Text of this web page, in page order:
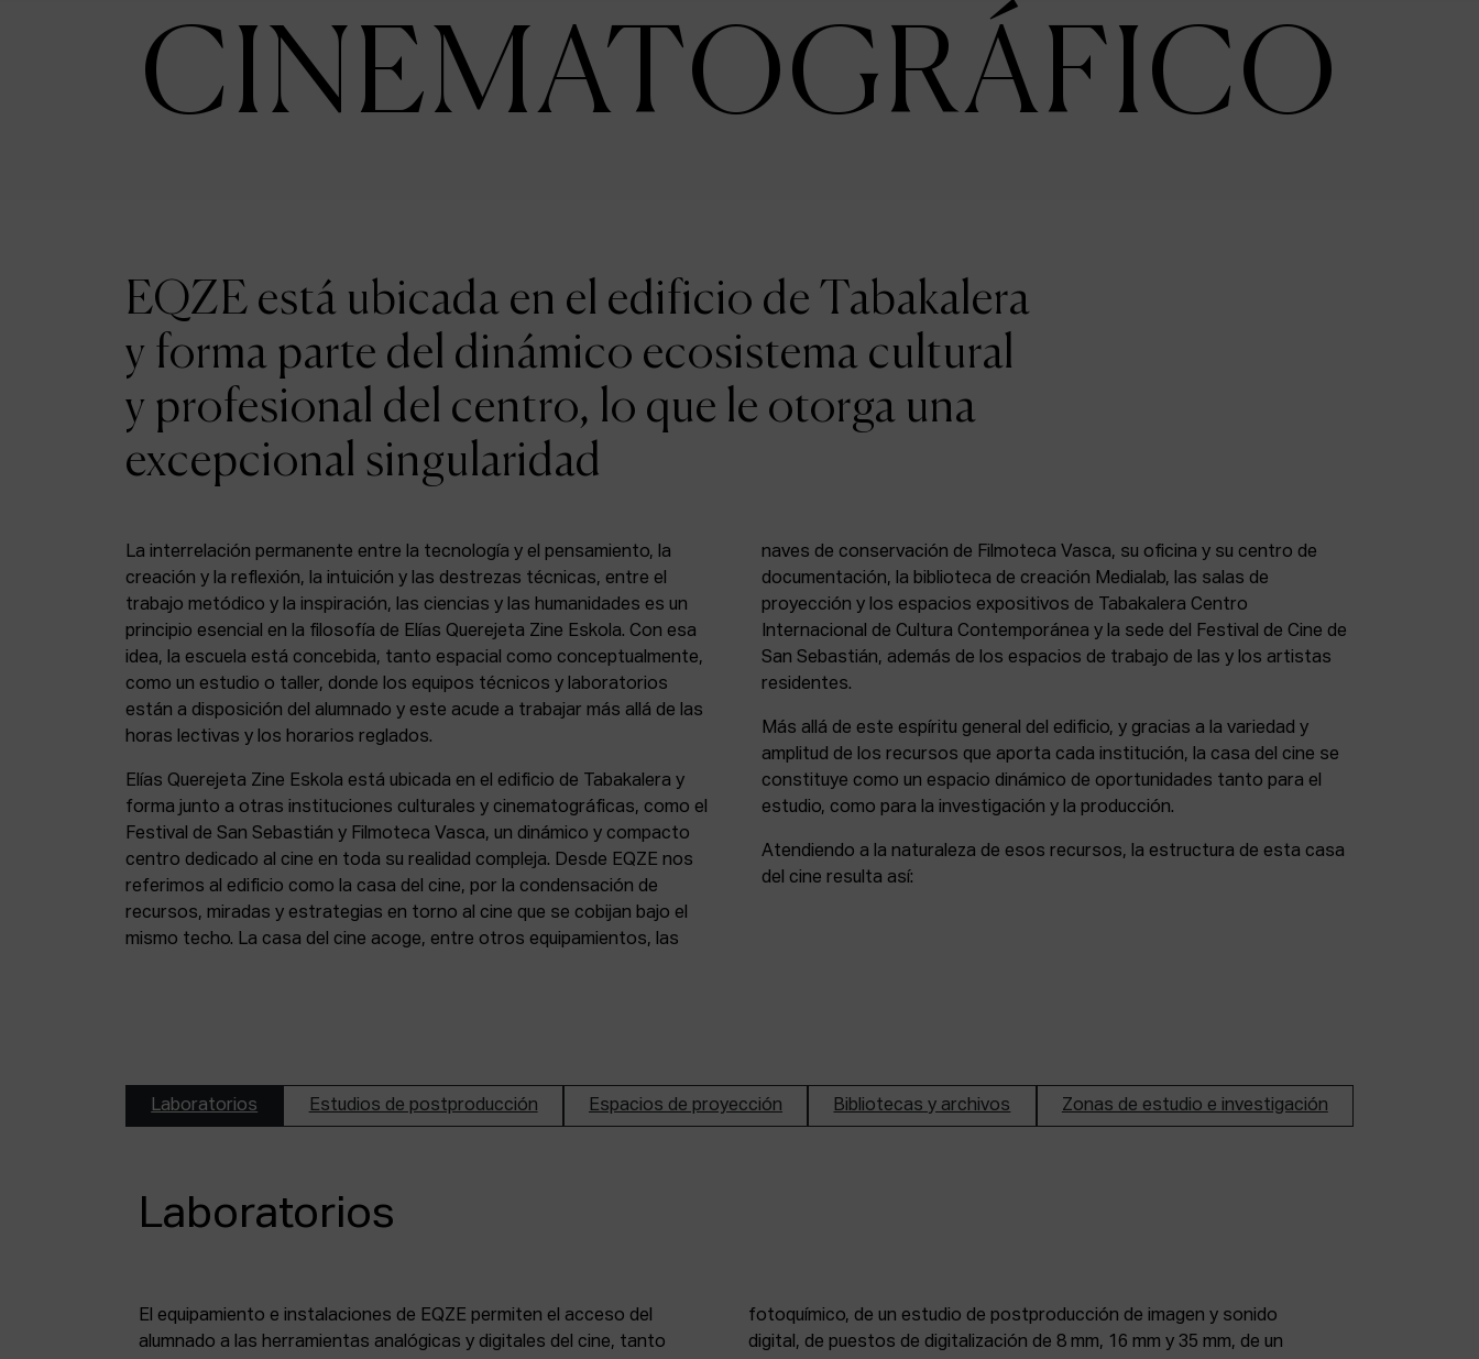
CINEMATOGRÁFICO
EQZE está ubicada en el edificio de Tabakalera
y forma parte del dinámico ecosistema cultural
y profesional del centro, lo que le otorga una
excepcional singularidad
La interrelación permanente entre la tecnología y el pensamiento, la
creación y la reflexión, la intuición y las destrezas técnicas, entre el
trabajo metódico y la inspiración, las ciencias y las humanidades es un
principio esencial en la filosofía de Elías Querejeta Zine Eskola. Con esa
idea, la escuela está concebida, tanto espacial como conceptualmente,
como un estudio o taller, donde los equipos técnicos y laboratorios
están a disposición del alumnado y este acude a trabajar más allá de las
horas lectivas y los horarios reglados.
Elías Querejeta Zine Eskola está ubicada en el edificio de Tabakalera y
forma junto a otras instituciones culturales y cinematográficas, como el
Festival de San Sebastián y Filmoteca Vasca, un dinámico y compacto
centro dedicado al cine en toda su realidad compleja. Desde EQZE nos
referimos al edificio como la casa del cine, por la condensación de
recursos, miradas y estrategias en torno al cine que se cobijan bajo el
mismo techo. La casa del cine acoge, entre otros equipamientos, las
naves de conservación de Filmoteca Vasca, su oficina y su centro de
documentación, la biblioteca de creación Medialab, las salas de
proyección y los espacios expositivos de Tabakalera Centro
Internacional de Cultura Contemporánea y la sede del Festival de Cine de
San Sebastián, además de los espacios de trabajo de las y los artistas
residentes.
Más allá de este espíritu general del edificio, y gracias a la variedad y
amplitud de los recursos que aporta cada institución, la casa del cine se
constituye como un espacio dinámico de oportunidades tanto para el
estudio, como para la investigación y la producción.
Atendiendo a la naturaleza de esos recursos, la estructura de esta casa
del cine resulta así:
Laboratorios Estudios de postproducción Espacios de proyección Bibliotecas y archivos Zonas de estudio e investigación
Laboratorios
El equipamiento e instalaciones de EQZE permiten el acceso del
alumnado a las herramientas analógicas y digitales del cine, tanto
fotoquímico, de un estudio de postproducción de imagen y sonido
digital, de puestos de digitalización de 8 mm, 16 mm y 35 mm, de un